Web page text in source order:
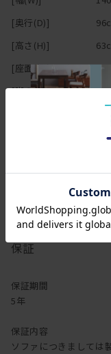
ご希望の方はご相談く
モノトーンが効いたモ
木材をたっぷり使った
幅広く合わせやすく、
[奥行(D)]
[高さ(H)]
[座面高さ(SH)]
[脚の高さ]
保証
保証期間
5年
保証内容
ソファにつきましては